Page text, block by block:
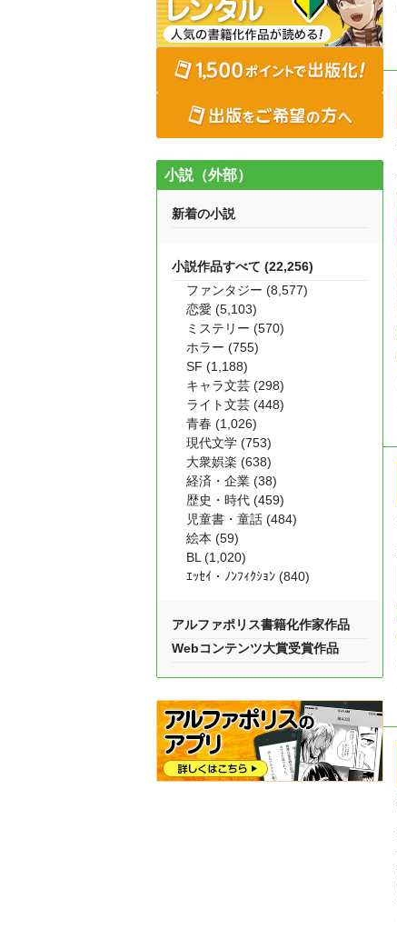
小説（外部）
新着の小説
小説作品すべて (22,256)
ファンタジー (8,577)
恋愛 (5,103)
ミステリー (570)
ホラー (755)
SF (1,188)
キャラ文芸 (298)
ライト文芸 (448)
青春 (1,026)
現代文学 (753)
大衆娯楽 (638)
経済・企業 (38)
歴史・時代 (459)
児童書・童話 (484)
絵本 (59)
BL (1,020)
ｴｯｾｲ・ﾉﾝﾌｨｸｼｮﾝ (840)
アルファポリス書籍化作家作品
Webコンテンツ大賞受賞作品